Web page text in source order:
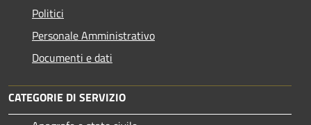
Politici
Personale Amministrativo
Documenti e dati
CATEGORIE DI SERVIZIO